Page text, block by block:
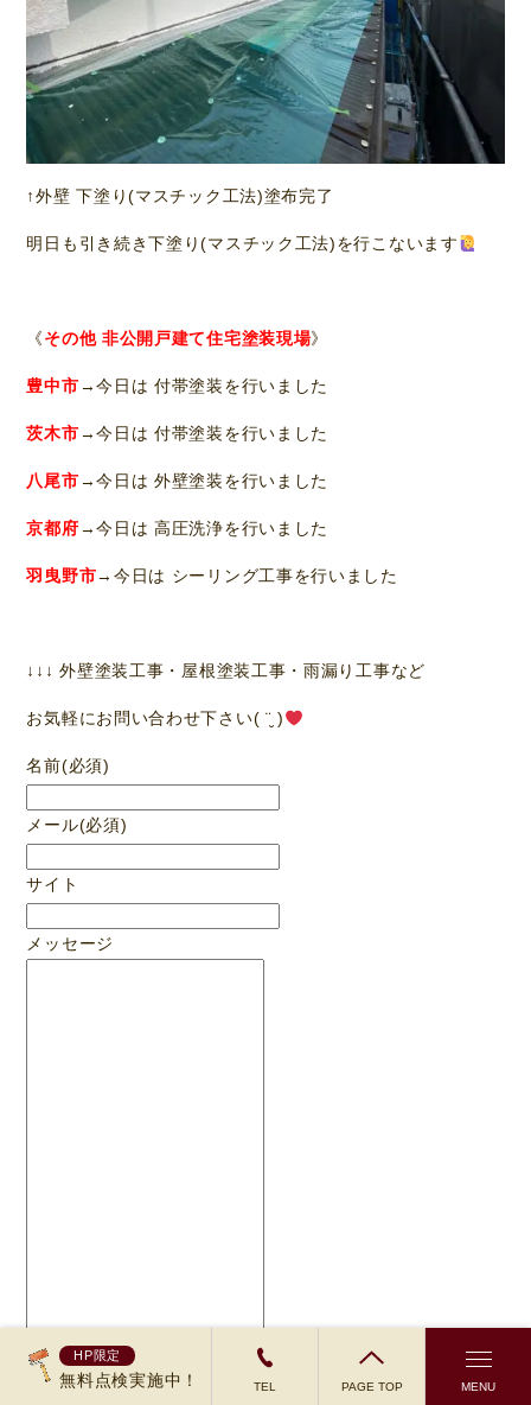
HP限定
無料点検実施中！ TEL PAGE TOP MENU
↑外壁 下塗り(マスチック工法)塗布完了
明日も引き続き下塗り(マスチック工法)を行こないます
《その他 非公開戸建て住宅塗装現場》
豊中市→今日は 付帯塗装を行いました
茨木市→今日は 付帯塗装を行いました
八尾市→今日は 外壁塗装を行いました
京都府→今日は 高圧洗浄を行いました
羽曳野市→今日は シーリング工事を行いました
↓↓↓ 外壁塗装工事・屋根塗装工事・雨漏り工事など
お気軽にお問い合わせ下さい( ¨̮ )
名前(必須)
メール(必須)
サイト
メッセージ
送信